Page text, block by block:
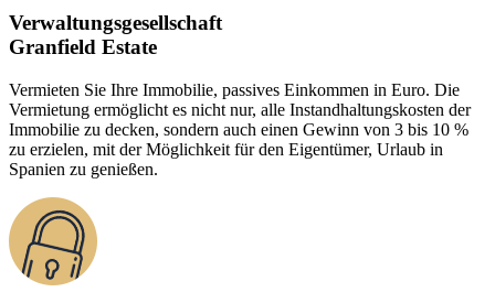
Verwaltungsgesellschaft
Granfield Estate
Vermieten Sie Ihre Immobilie, passives Einkommen in Euro. Die
Vermietung ermöglicht es nicht nur, alle Instandhaltungskosten der
Immobilie zu decken, sondern auch einen Gewinn von 3 bis 10 %
zu erzielen, mit der Möglichkeit für den Eigentümer, Urlaub in
Spanien zu genießen.